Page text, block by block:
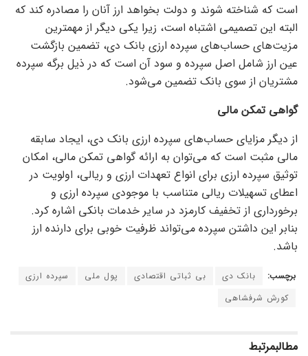
است که شناخته شوند و دولت بخواهد ارز آنان را مصادره کند که
البته این تصمیمی اشتباه است، زیرا یکی دیگر از مهمترین
مزیت‌های حساب‌های سپرده ارزی بانک دی، تضمین بازگشت
عین ارز شامل اصل سپرده و سود آن است که در ذیل برگه سپرده
مشتریان از سوی بانک تضمین می‌شود.
گواهی تمکن مالی
از دیگر مزایای حساب‌های سپرده ارزی بانک دی، ایجاد سابقه
مالی مثبت است که می‌توان به ارائه گواهی تمکن مالی، امکان
توثیق سپرده ارزی برای انواع تعهدات ارزی و ریالی، اولویت در
اعطای تسهیلات ریالی متناسب با موجودی سپرده ارزی و
برخورداری از تخفیف کارمزد در سایر خدمات بانکی اشاره کرد.
بنابر این داشتن سپرده می‌تواند ظرفیت خوبی برای دارنده ارز
باشد.
برچسب: بانک دی بی ثباتی اقتصادی پول ملی
سپرده ارزی
کورش شرفشاهی
مطالبمرتبط